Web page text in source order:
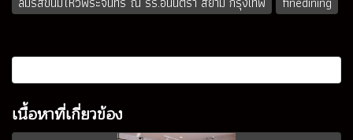
เนื้อหาที่เกี่ยวข้อง